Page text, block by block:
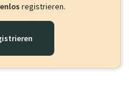
registrieren.